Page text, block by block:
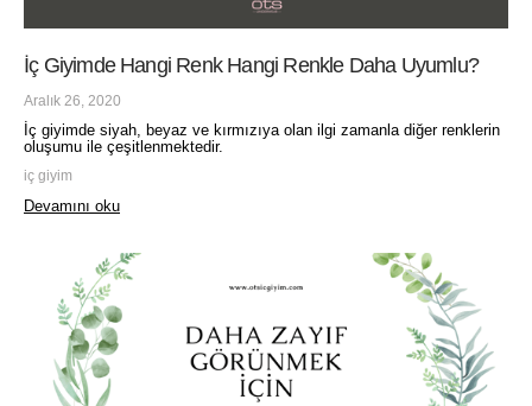
İç Giyimde Hangi Renk Hangi Renkle Daha Uyumlu?
Aralık 26, 2020
İç giyimde siyah, beyaz ve kırmızıya olan ilgi zamanla diğer renklerin
oluşumu ile çeşitlenmektedir.
iç giyim
Devamını oku